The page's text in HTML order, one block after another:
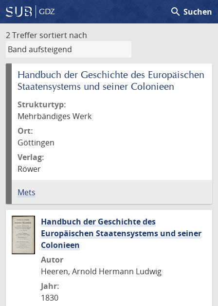
GDZ search Suchen
2 Treffer sortiert nach
Handbuch der Geschichte des Europäischen
Staatensystems und seiner Colonieen
Strukturtyp:
Mehrbändiges Werk
Ort:
Göttingen
Verlag:
Röwer
Mets
Handbuch der Geschichte des
Europäischen Staatensystems und seiner
Colonieen
Autor
Heeren, Arnold Hermann Ludwig
Jahr:
1830